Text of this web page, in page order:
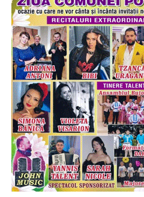
Ieri – 8 august 2026, a fost
petrecerea, în cadrul ședinței
prilejuită de sărbătoarea
Stroe a premiat cuplurile care,
vicisitudinilor existențiale, au
destinul și, legați prin
bariera celor 50 de ani de
Maratonul de sărbătoare s-a
recreere din inima comunei,
tradiția muncitorească a
în 2013, administrația publică
și de acum, Constantin Stroe,